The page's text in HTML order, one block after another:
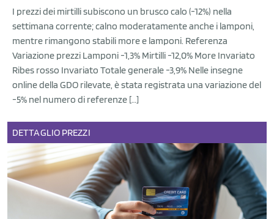
I prezzi dei mirtilli subiscono un brusco calo (-12%) nella
settimana corrente; calno moderatamente anche i lamponi,
mentre rimangono stabili more e lamponi. Referenza
Variazione prezzi Lamponi -1,3% Mirtilli -12,0% More Invariato
Ribes rosso Invariato Totale generale -3,9% Nelle insegne
online della GDO rilevate, è stata registrata una variazione del
-5% nel numero di referenze […]
DETTAGLIO PREZZI